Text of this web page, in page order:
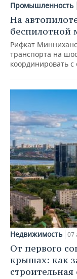
Промышленность
На
беспилотной
Рифкат
транспорта на
координировать
Недвижимость 07
От первого
крышах: как